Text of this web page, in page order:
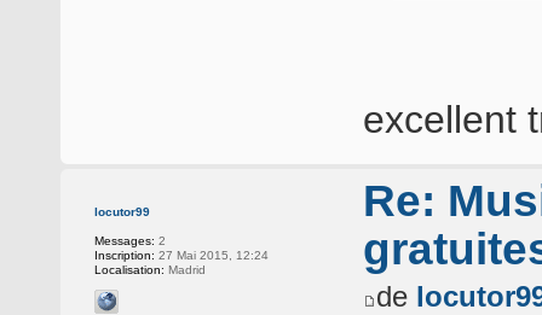
excellent
locutor99
Messages: 2
Inscription: 27 Mai 2015, 12:24
Localisation: Madrid
Re:
de